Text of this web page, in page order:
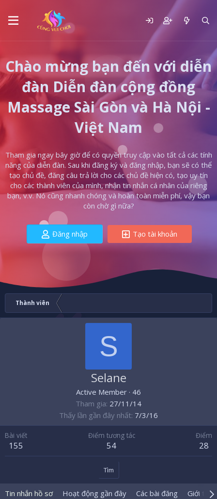
Chào mừng bạn đến với diễn
đàn Diễn đàn cộng đồng
Massage Sài Gòn và Hà Nội -
Việt Nam
Tham gia ngay bây giờ để có quyền truy cập vào tất cả các tính
năng của diễn đàn. Sau khi đăng ký và đăng nhập, bạn sẽ có thể
tạo chủ đề, đăng câu trả lời cho các chủ đề hiện có, tạo uy tín
cho các thành viên của mình, nhận tin nhắn cá nhân của riêng
bạn, v.v. Nó cũng nhanh chóng và hoàn toàn miễn phí, vậy bạn
còn chờ gì nữa?
Đăng nhập Tạo tài khoản
Thành viên
S
Selane
Active Member · 46
Tham gia 27/11/14
Thấy lần gần đây nhất 7/3/16
Bài viết
155
Điểm tương tác
54
Điểm
28
Tìm
Tin nhắn hồ sơ Hoạt động gần đây Các bài đăng Giới